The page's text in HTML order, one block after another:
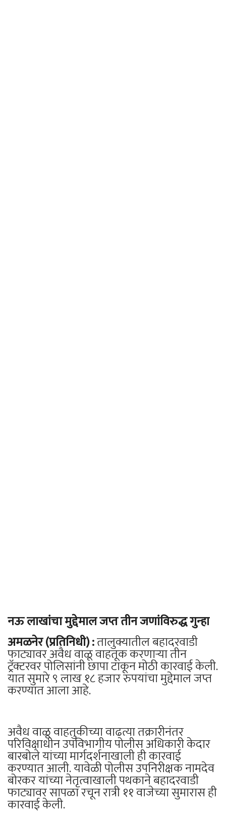
नऊ लाखांचा मुद्देमाल जप्त तीन जणांविरुद्ध गुन्हा
अमळनेर (प्रतिनिधी) :तालुक्यातील बहादरवाडी
फाट्यावर अवैध वाळू वाहतूक करणाऱ्या तीन
ट्रॅक्टरवर पोलिसांनी छापा टाकून मोठी कारवाई केली.
यात सुमारे ९ लाख १८ हजार रुपयांचा मुद्देमाल जप्त
करण्यात आला आहे.
अवैध वाळू वाहतुकीच्या वाढत्या तक्रारीनंतर
परिविक्षाधीन उपविभागीय पोलीस अधिकारी केदार
बारबोले यांच्या मार्गदर्शनाखाली ही कारवाई
करण्यात आली. यावेळी पोलीस उपनिरीक्षक नामदेव
बोरकर यांच्या नेतृत्वाखाली पथकाने बहादरवाडी
फाट्यावर सापळा रचून रात्री ११ वाजेच्या सुमारास ही
कारवाई केली.